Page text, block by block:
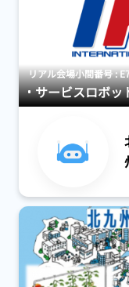
リアル会場小間番号 :
サービスロボッ